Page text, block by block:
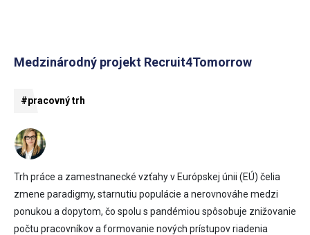
Medzinárodný projekt Recruit4Tomorrow
#pracovný trh
Trh práce a zamestnanecké vzťahy v Európskej únii (EÚ) čelia
zmene paradigmy, starnutiu populácie a nerovnováhe medzi
ponukou a dopytom, čo spolu s pandémiou spôsobuje znižovanie
počtu pracovníkov a formovanie nových prístupov riadenia